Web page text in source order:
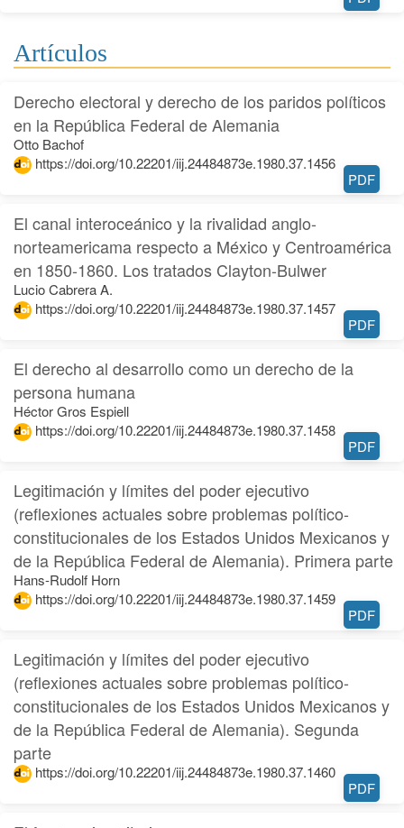
Artículos
Derecho electoral y derecho de los paridos políticos
en la República Federal de Alemania
Otto Bachof
https://doi.org/10.22201/iij.24484873e.1980.37.1456
PDF
El canal interoceánico y la rivalidad anglo-
norteamericama respecto a México y Centroamérica
en 1850-1860. Los tratados Clayton-Bulwer
Lucio Cabrera A.
https://doi.org/10.22201/iij.24484873e.1980.37.1457
PDF
El derecho al desarrollo como un derecho de la
persona humana
Héctor Gros Espiell
https://doi.org/10.22201/iij.24484873e.1980.37.1458
PDF
Legitimación y límites del poder ejecutivo
(reflexiones actuales sobre problemas político-
constitucionales de los Estados Unidos Mexicanos y
de la República Federal de Alemania). Primera parte
Hans-Rudolf Horn
https://doi.org/10.22201/iij.24484873e.1980.37.1459
PDF
Legitimación y límites del poder ejecutivo
(reflexiones actuales sobre problemas político-
constitucionales de los Estados Unidos Mexicanos y
de la República Federal de Alemania). Segunda
parte
https://doi.org/10.22201/iij.24484873e.1980.37.1460
PDF